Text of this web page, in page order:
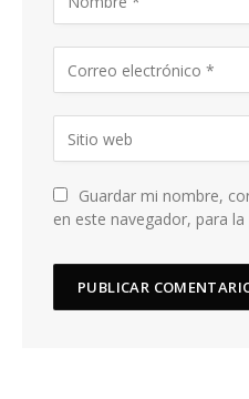
Guardar mi nombre,
en este navegador, para